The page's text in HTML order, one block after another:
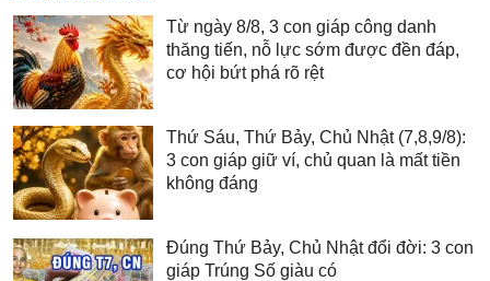
Từ ngày 8/8, 3 con giáp công danh
thăng tiến, nỗ lực sớm được đền đáp,
cơ hội bứt phá rõ rệt
Thứ Sáu, Thứ Bảy, Chủ Nhật (7,8,9/8):
3 con giáp giữ ví, chủ quan là mất tiền
không đáng
Đúng Thứ Bảy, Chủ Nhật đổi đời: 3 con
giáp Trúng Số giàu có